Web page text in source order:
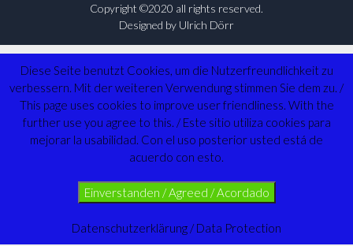
Copyright ©2020 all rights reserved.
Designed by Ulrich Dörr
Diese Seite benutzt Cookies, um die Nutzerfreundlichkeit zu
verbessern. Mit der weiteren Verwendung stimmen Sie dem zu. /
This page uses cookies to improve user friendliness. With the
further use you agree to this. / Este sitio utiliza cookies para
mejorar la usabilidad. Con el uso posterior usted está de
acuerdo con esto.
Einverstanden / Agreed / Acordado
Datenschutzerklärung / Data Protection